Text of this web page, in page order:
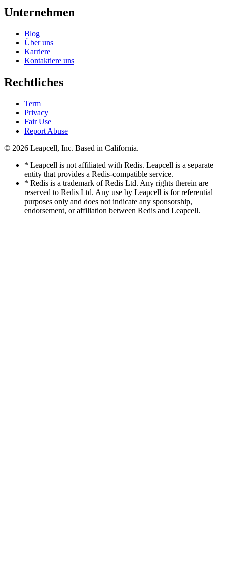
Unternehmen
Blog
Über uns
Karriere
Kontaktiere uns
Rechtliches
Term
Privacy
Fair Use
Report Abuse
© 2026 Leapcell, Inc. Based in California.
* Leapcell is not affiliated with Redis. Leapcell is a separate
entity that provides a Redis-compatible service.
* Redis is a trademark of Redis Ltd. Any rights therein are
reserved to Redis Ltd. Any use by Leapcell is for referential
purposes only and does not indicate any sponsorship,
endorsement, or affiliation between Redis and Leapcell.